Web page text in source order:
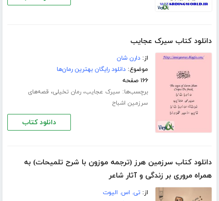
دانلود کتاب سیرک عجایب
از:دارن شان
موضوع:دانلود رایگان بهترین رمان‌ها
۱۶۶ صفحه
برچسب‌ها: سیرک عجایب،رمان تخیلی، قصه‌های
سرزمین اشباح
دانلود کتاب
دانلود کتاب سرزمین هرز (ترجمه موزون با شرح تلمیحات) به
همراه مروری بر زندگی و آثار شاعر
از:تی. اس. الیوت